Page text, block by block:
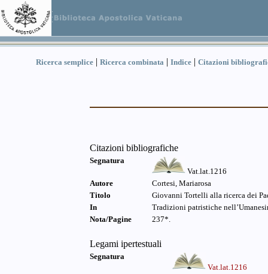
Ricerca semplice | Ricerca combinata | Indice | Citazioni
Citazioni bibliografiche
Segnatura
Vat.lat.1216
Autore
Cortesi, Mariarosa
Titolo
Giovanni Tortelli alla ricerca dei
In
Tradizioni patristiche
Nota/Pagine
237*.
Legami ipertestuali
Segnatura
Vat.lat.1216